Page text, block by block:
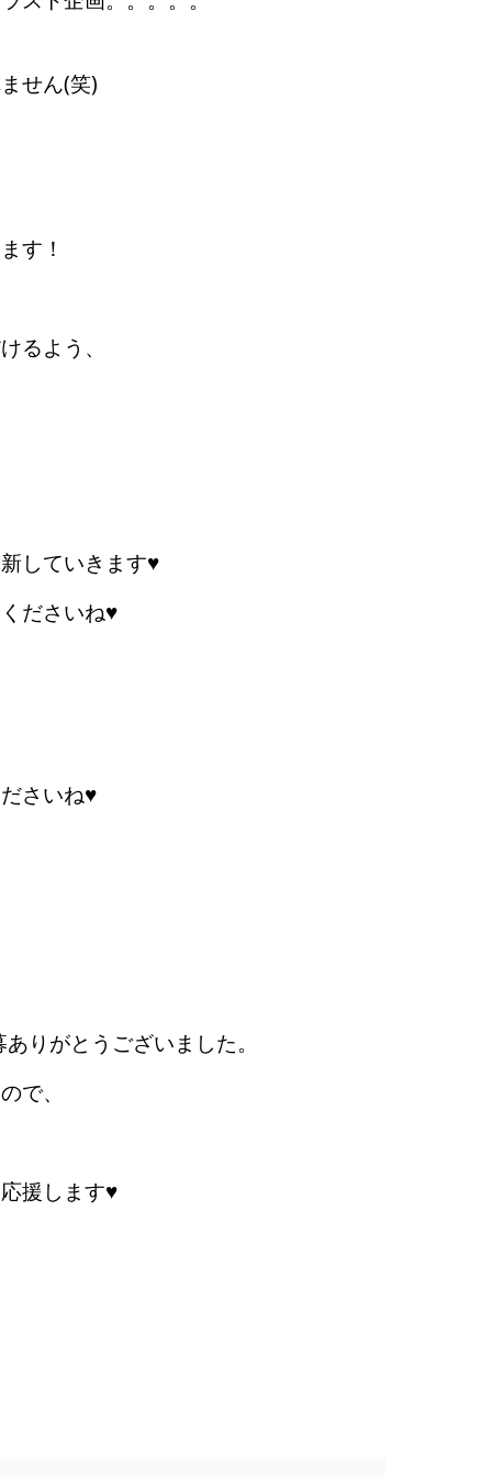
せん(笑)
す！
るよう、
していきます♥
ださいね♥
さいね♥
りがとうございました。
で、
援します♥